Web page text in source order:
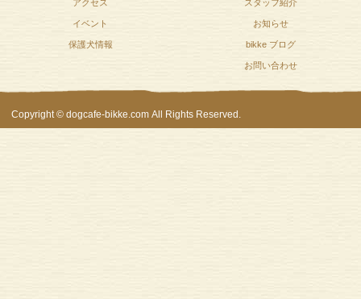
スタッフ紹介
アクセス
お知らせ
イベント
bikke ブログ
保護犬情報
お問い合わせ
Copyright © dogcafe-bikke.com All Rights Reserved.